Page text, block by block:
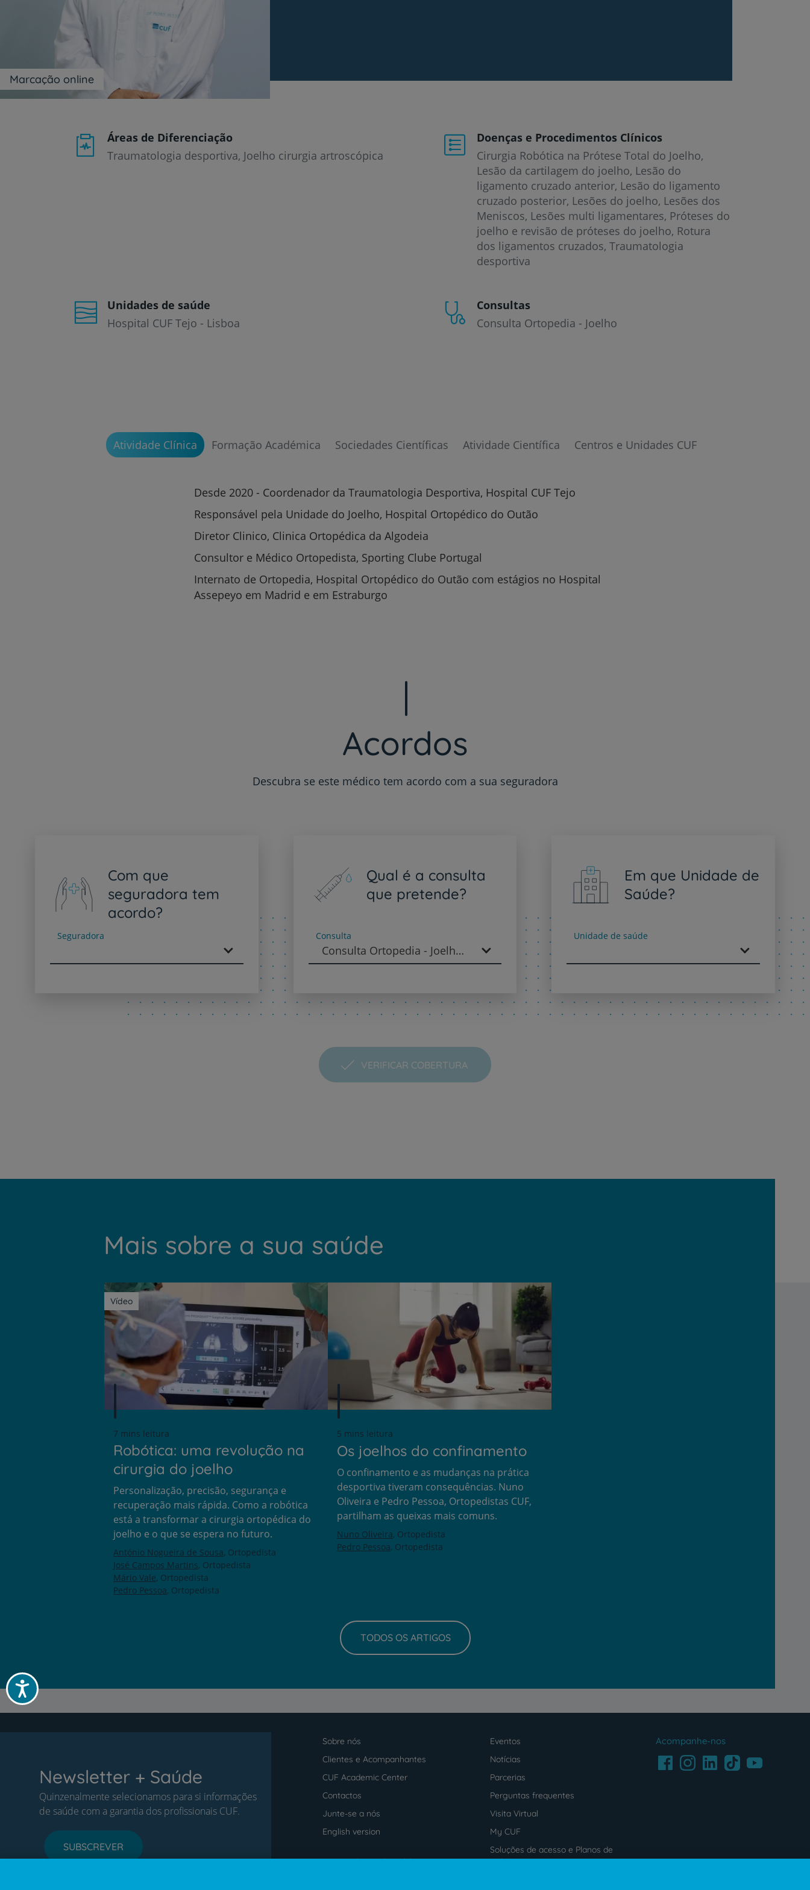
F10
para
abrir
Acessibilidade
Grandes Áreas da Saúde
Serviços CUF
My CUF
Clientes e acompanhantes
CUF Academic Center
Para profissionais
Sobre nós
Contacte-nos
Marcação online
Áreas de Diferenciação
Traumatologia desportiva, Joelho cirurgia artroscópica
Doenças e Procedimentos Clínicos
Cirurgia Robótica na Prótese Total do Joelho
Lesão da cartilagem do joelho Lesão do
ligamento cruzado anterior Lesão do ligamento
cruzado posterior Lesões do joelho Lesões dos
Meniscos Lesões multi ligamentares Próteses do
joelho e revisão de próteses do joelho Rotura
dos ligamentos cruzados Traumatologia
desportiva
Unidades de saúde
Hospital CUF Tejo - Lisboa
Consultas
Consulta Ortopedia - Joelho
Atividade Clínica Formação Académica Sociedades Científicas Atividade Científica Centros e Unidades CUF
Desde 2020 - Coordenador da Traumatologia Desportiva, Hospital CUF Tejo
Responsável pela Unidade do Joelho, Hospital Ortopédico do Outão
Diretor Clinico, Clinica Ortopédica da Algodeia
Consultor e Médico Ortopedista, Sporting Clube Portugal
Internato de Ortopedia, Hospital Ortopédico do Outão com estágios no Hospital
Assepeyo em Madrid e em Estraburgo
Acordos
Descubra se este médico tem acordo com a sua seguradora
Com que
seguradora tem
acordo?
Seguradora
Qual é a consulta
que pretende?
Consulta
Consulta Ortopedia - Joelho - Ortopedia
Em que Unidade de
Saúde?
Unidade de saúde
VERIFICAR COBERTURA
Mais sobre a sua saúde
Vídeo
7 mins leitura
Robótica: uma revolução na
cirurgia do joelho
Personalização, precisão, segurança e
recuperação mais rápida. Como a robótica
está a transformar a cirurgia ortopédica do
joelho e o que se espera no futuro.
António Nogueira de Sousa Ortopedista
José Campos Martins Ortopedista
Mário Vale Ortopedista
Pedro Pessoa Ortopedista
5 mins leitura
Os joelhos do confinamento
O confinamento e as mudanças na prática
desportiva tiveram consequências. Nuno
Oliveira e Pedro Pessoa, Ortopedistas CUF,
partilham as queixas mais comuns.
Nuno Oliveira Ortopedista
Pedro Pessoa Ortopedista
TODOS OS ARTIGOS
Newsletter + Saúde
Quinzenalmente selecionamos para si informações
de saúde com a garantia dos profissionais CUF.
SUBSCREVER
footer
Sobre nós
Eventos
Clientes e Acompanhantes
Notícias
CUF Academic Center
Parcerias
Contactos
Perguntas frequentes
Junte-se a nós
Visita Virtual
English version
My CUF
Intermediação de Crédito
Soluções de acesso e Planos de
saúde
Acompanhe-nos
FacebookInstagramLinkedInTikTokYoutube